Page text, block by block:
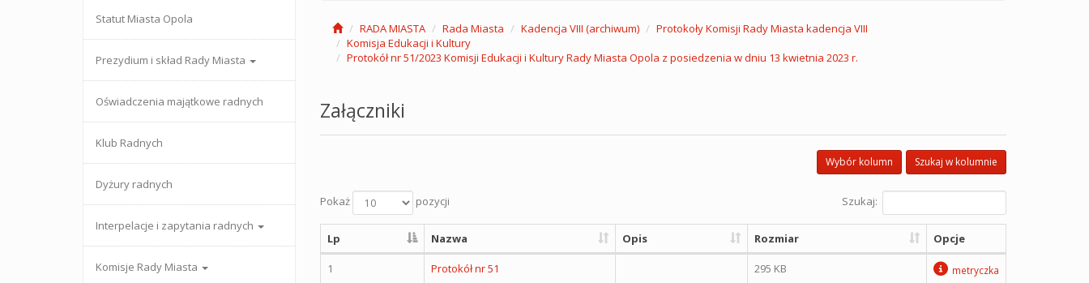
Statut Miasta Opola
Prezydium i skład Rady Miasta
Oświadczenia majątkowe radnych
Klub Radnych
Dyżury radnych
Interpelacje i zapytania radnych
Komisje Rady Miasta
RADA MIASTA Rada Miasta Kadencja VIII (archiwum)
Protokoły Komisji Rady Miasta kadencja VIII
Komisja Edukacji i Kultury
Protokół nr 51/2023 Komisji Edukacji i Kultury Rady Miasta Opola z posiedzenia w dniu 13 kwietnia 2023 r.
Załączniki
Szukaj w kolumnie
Wybór kolumn
Pokaż pozycji Szukaj:
Lp Nazwa Opis Rozmiar Opcje
1 Protokół nr 51 295 KB metryczka